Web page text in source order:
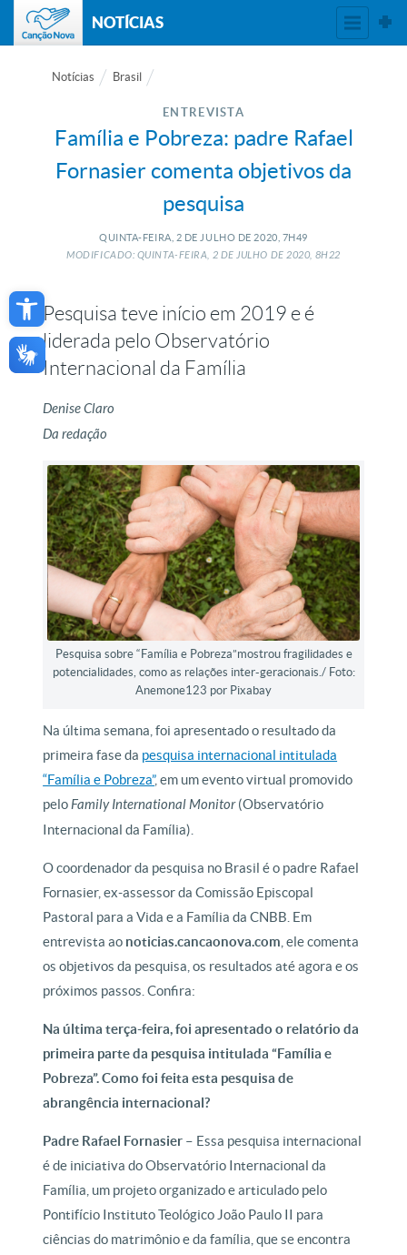
Open toolbar
NOTÍCIAS
Notícias Brasil
ENTREVISTA
Família e Pobreza: padre Rafael
Fornasier comenta objetivos da
pesquisa
QUINTA-FEIRA, 2 DE JULHO DE 2020, 7H49
MODIFICADO: QUINTA-FEIRA, 2 DEJULHO DE2020, 8H22
Pesquisa teve início em 2019 e é
liderada pelo Observatório
Internacional da Família
Denise Claro
Da redação
Pesquisa sobre “Família e Pobreza”mostrou fragilidades e
potencialidades, como as relações inter-geracionais./ Foto:
Anemone123 por Pixabay
Na última semana, foi apresentado o resultado da
primeira fase da pesquisa internacional intitulada
“Família e Pobreza”, em um evento virtual promovido
peloFamily International Monitor(Observatório
Internacional da Família).
O coordenador da pesquisa no Brasil é o padre Rafael
Fornasier, ex-assessor da Comissão Episcopal
Pastoral para a Vida e a Família da CNBB. Em
entrevista ao noticias.cancaonova.com , ele comenta
os objetivos da pesquisa, os resultados até agora e os
próximos passos. Confira:
Na última terça-feira, foi apresentado o relatório da
primeira parte da pesquisa intitulada “Família e
Pobreza”. Como foi feita esta pesquisa de
abrangência internacional?
Padre Rafael Fornasier – Essa pesquisa internacional
é de iniciativa do Observatório Internacional da
Família, um projeto organizado e articulado pelo
Pontifício Instituto Teológico João Paulo II para
ciências do matrimônio e da família, que se encontra